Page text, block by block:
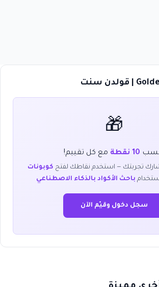
🎁
10 نقطة مع كل تقييم!
تجربتك — استخدم نقاطك لفتح كوبونات
باحث الأكواد بالذكاء الاصطناعي
سجل دخول وقيّم الآن